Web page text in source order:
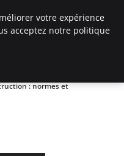
: normes et
votre expérience
acceptez notre politique